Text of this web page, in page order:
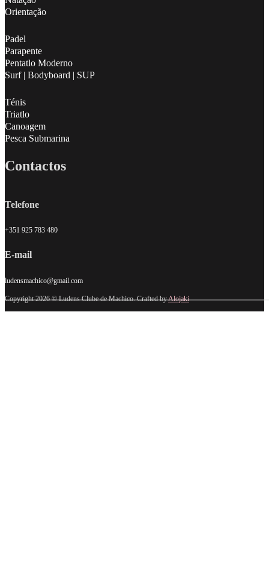
Orientação
Padel
Parapente
Pentatlo Moderno
Surf | Bodyboard | SUP
Ténis
Triatlo
Canoagem
Pesca Submarina
Contactos
Telefone
+351 925 783 480
E-mail
ludensmachico@gmail.com
Copyright 2026 © Ludens Clube de Machico. Crafted byAlojaki